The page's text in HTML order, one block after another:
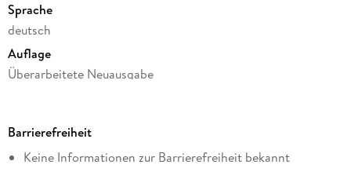
Sprache
deutsch
Auflage
Überarbeitete Neuausgabe
Reihe
hockebooks
Barrierefreiheit
Keine Informationen zur Barrierefreiheit bekannt